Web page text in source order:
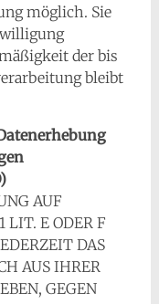
möglich. Sie
der bis
bleibt
AUF
LIT. E ODER F
DAS
AUS IHRER
GEGEN